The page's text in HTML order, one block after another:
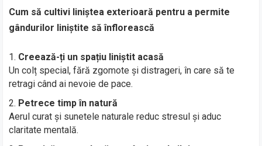
Cum să cultivi liniștea exterioară pentru a permite
gândurilor liniștite să înflorească
Creează-ți un spațiu liniștit acasă
Un colț special, fără zgomote și distrageri, în care să te
retragi când ai nevoie de pace.
Petrece timp în natură
Aerul curat și sunetele naturale reduc stresul și aduc
claritate mentală.